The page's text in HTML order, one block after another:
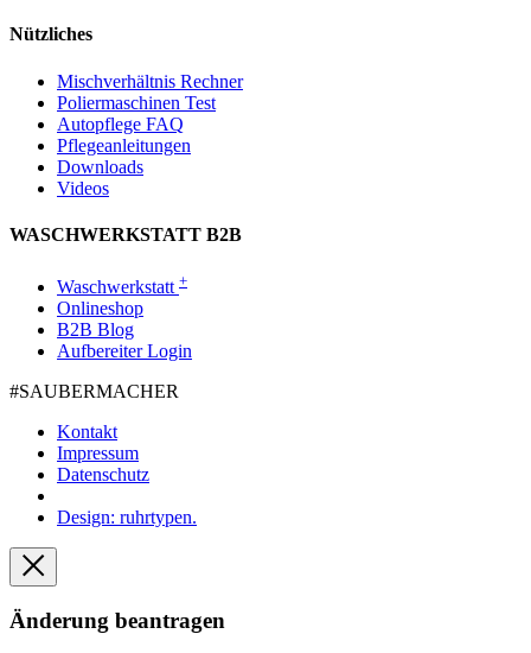
Nützliches
Mischverhältnis Rechner
Poliermaschinen Test
Autopflege FAQ
Pflegeanleitungen
Downloads
Videos
WASCHWERKSTATT B2B
Waschwerkstatt +
Onlineshop
B2B Blog
Aufbereiter Login
#SAUBER­MACHER
Kontakt
Impressum
Datenschutz
Design: ruhrtypen.
Änderung beantragen